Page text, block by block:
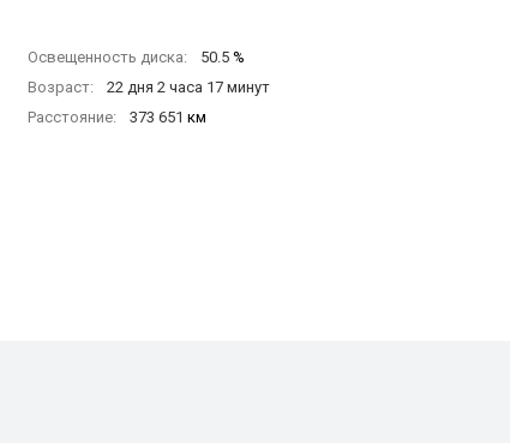
Освещенность диска: 50.5 %
Возраст:
22 дня 2 часа 17 минут
Расстояние:
373 651 км